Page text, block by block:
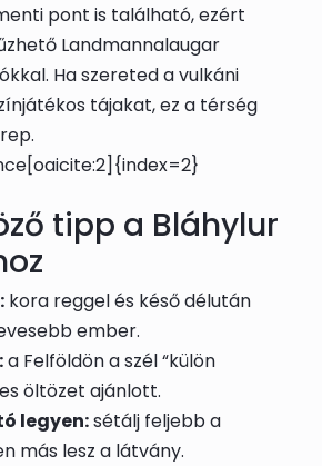
pont is található, ezért
Landmannalaugar
Ha szereted a vulkáni
tájakat, ez a térség
tipp a Bláhylur
kora reggel és késő délután
ember.
a Felföldön a szél “külön
öltözet ajánlott.
legyen:sétálj feljebb a
más lesz a látvány.